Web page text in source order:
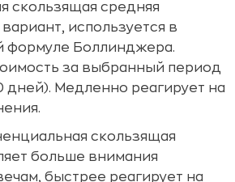
скользящая средняя
используется в
формуле Боллинджера.
за выбранный период
дней). Медленно реагирует на
скользящая
больше внимания
быстрее реагирует на